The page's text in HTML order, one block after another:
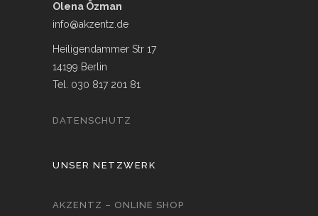
Olena Özman
info@akzentz.de
Heiligendammer Str 17
14199 Berlin
Tel. 030 817 201 81
DATENSCHUTZ
UNSER NETZWERK
AKZENTZ – ONLINE SHOP